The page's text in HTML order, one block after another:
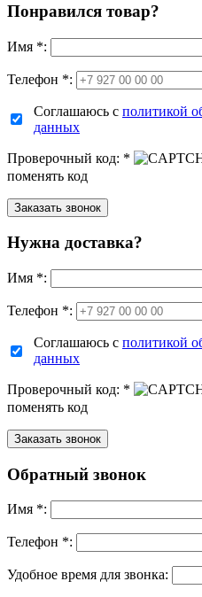
Понравился товар?
Имя *:
Телефон *:
Соглашаюсь с политикой
данных
Проверочный код: *
поменять код
Нужна доставка?
Имя *:
Телефон *:
Соглашаюсь с политикой
данных
Проверочный код: *
поменять код
Обратный звонок
Имя *:
Телефон *:
Удобное время для звонка: